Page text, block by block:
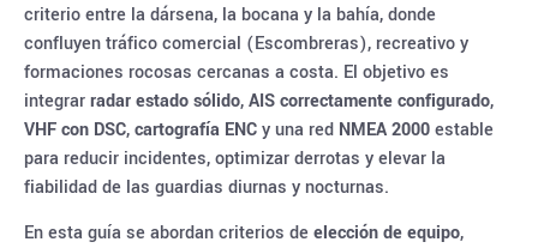
criterio entre la dársena, la bocana y la bahía, donde
confluyen tráfico comercial (Escombreras), recreativo y
formaciones rocosas cercanas a costa. El objetivo es
integrarradar estado sólido,AIS correctamente configurado,
VHF con DSC,cartografía ENCy una red NMEA 2000estable
para reducir incidentes, optimizar derrotas y elevar la
fiabilidad de las guardias diurnas y nocturnas.
En esta guía se abordan criterios de elección de equipo,